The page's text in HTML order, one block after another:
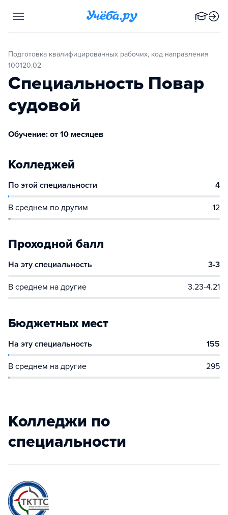
Подготовка квалифицированных рабочих, код направления
100120.02
Специальность Повар
судовой
Обучение: от 10 месяцев
Колледжей
По этой специальности 4
В среднем по другим 12
Проходной балл
На эту специальность 3-3
В среднем на другие 3.23-4.21
Бюджетных мест
На эту специальность 155
В среднем на другие 295
Колледжи по
специальности